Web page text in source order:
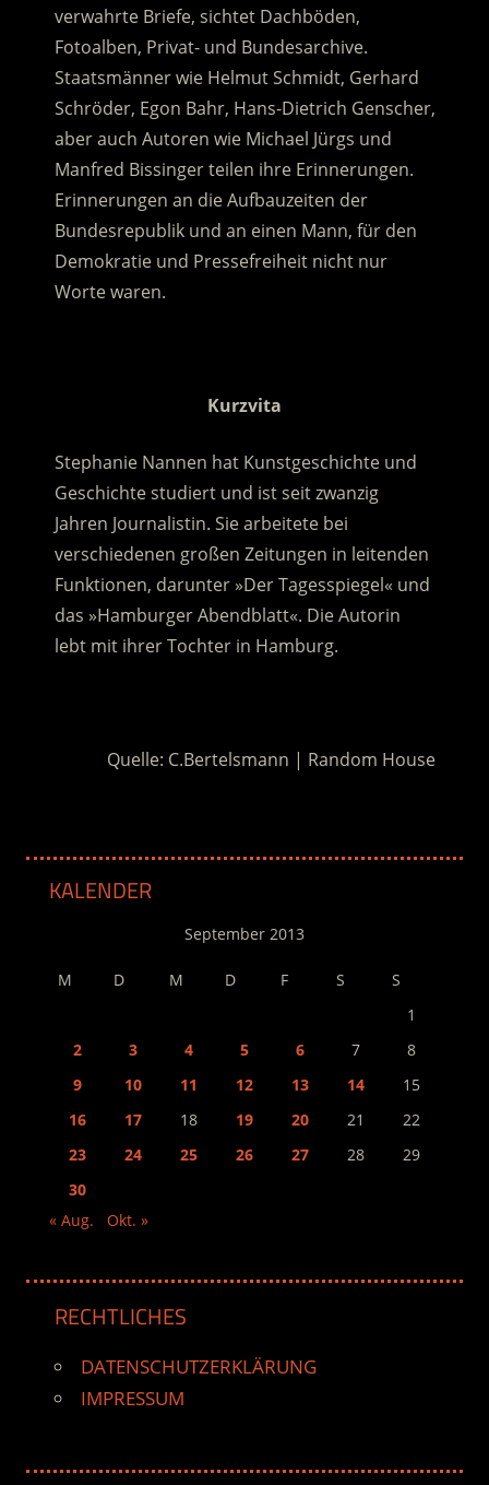
verwahrte Briefe, sichtet Dachböden,
Fotoalben, Privat- und Bundesarchive.
Staatsmänner wie Helmut Schmidt, Gerhard
Schröder, Egon Bahr, Hans-Dietrich Genscher,
aber auch Autoren wie Michael Jürgs und
Manfred Bissinger teilen ihre Erinnerungen.
Erinnerungen an die Aufbauzeiten der
Bundesrepublik und an einen Mann, für den
Demokratie und Pressefreiheit nicht nur
Worte waren.
Kurzvita
Stephanie Nannen hat Kunstgeschichte und
Geschichte studiert und ist seit zwanzig
Jahren Journalistin. Sie arbeitete bei
verschiedenen großen Zeitungen in leitenden
Funktionen, darunter »Der Tagesspiegel« und
das »Hamburger Abendblatt«. Die Autorin
lebt mit ihrer Tochter in Hamburg.
Quelle: C.Bertelsmann | Random House
KALENDER
September 2013
M D M D F S
S
1
2
3 4 5 6 7
8
9
10 11 12 13 14
15
16
17 18 19 20 21
22
23
24 25 26 27 28
29
30
« Aug.
Okt. »
RECHTLICHES
DATENSCHUTZERKLÄRUNG
IMPRESSUM